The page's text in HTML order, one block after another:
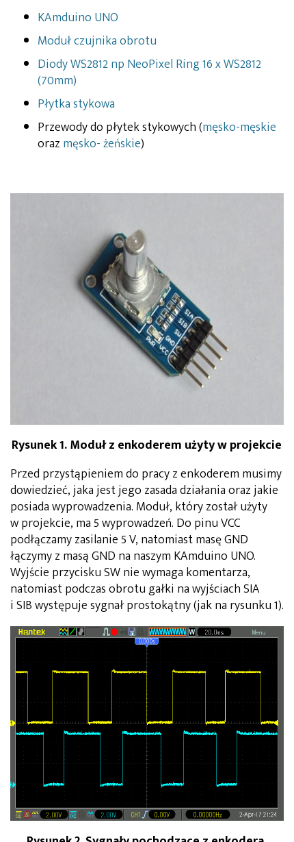
KAmduino UNO
Moduł czujnika obrotu
Diody WS2812 np NeoPixel Ring 16 x WS2812
(70mm)
Płytka stykowa
Przewody do płytek stykowych (męsko-męskie
oraz męsko- żeńskie)
Rysunek 1. Moduł z enkoderem użyty w projekcie
Przed przystąpieniem do pracy z enkoderem musimy
dowiedzieć, jaka jest jego zasada działania oraz jakie
posiada wyprowadzenia. Moduł, który został użyty
w projekcie, ma 5 wyprowadzeń. Do pinu VCC
podłączamy zasilanie 5 V, natomiast masę GND
łączymy z masą GND na naszym KAmduino UNO.
Wyjście przycisku SW nie wymaga komentarza,
natomiast podczas obrotu gałki na wyjściach SIA
i SIB występuje sygnał prostokątny (jak na rysunku 1).